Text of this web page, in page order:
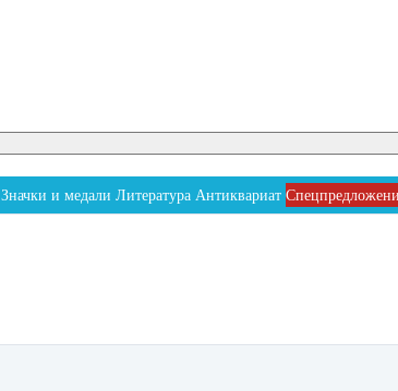
Значки и медали Литература Антиквариат